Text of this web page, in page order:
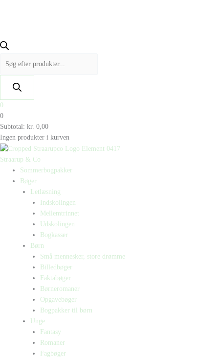
0
0
Subtotal: kr. 0,00
Ingen produkter i kurven
Straarup & Co
Sommerbogpakker
Bøger
Letlæsning
Indskolingen
Mellemtrinnet
Udskolingen
Bogkasser
Børn
Små mennesker, store drømme
Billedbøger
Faktabøger
Børneromaner
Opgavebøger
Bogpakker til børn
Unge
Fantasy
Romaner
Fagbøger